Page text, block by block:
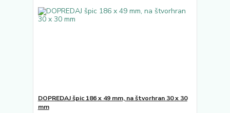
DOPREDAJ špic 186 x 49 mm, na štvorhran 30 x 30
mm